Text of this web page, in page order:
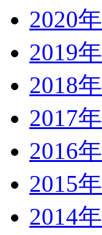
2020年
2019年
2018年
2017年
2016年
2015年
2014年